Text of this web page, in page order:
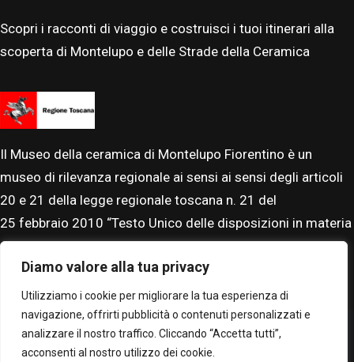
Diamo valore alla tua privacy
Utilizziamo i cookie per migliorare la tua esperienza di
navigazione, offrirti pubblicità o contenuti personalizzati e
analizzare il nostro traffico. Cliccando “Accetta tutti”,
acconsenti al nostro utilizzo dei cookie.
Scopri i racconti di viaggio e costruisci i tuoi itinerari alla
scoperta di Montelupo e delle Strade della Ceramica
Il Museo della ceramica di Montelupo Fiorentino è un
museo di rilevanza regionale ai sensi ai sensi degli articoli
20 e 21 della legge regionale toscana n. 21 del
25 febbraio 2010 “Testo Unico delle disposizioni in materia
di beni, istituti e attività culturali”. Il Museo è accreditato al
Sistema Museale Nazionale.